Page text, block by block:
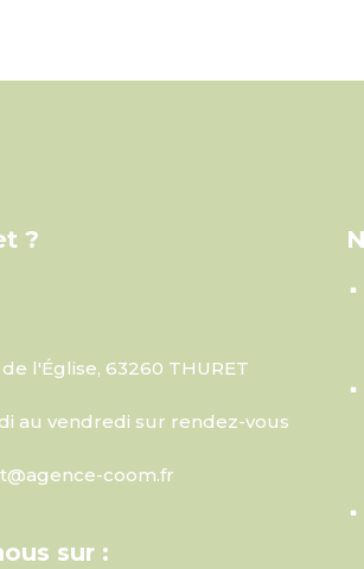
?
de l'Église, 63260 THURET
au vendredi sur rendez-vous
coom.fr
sur :